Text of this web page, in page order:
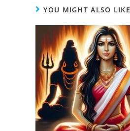
YOU MIGHT ALSO LIKE